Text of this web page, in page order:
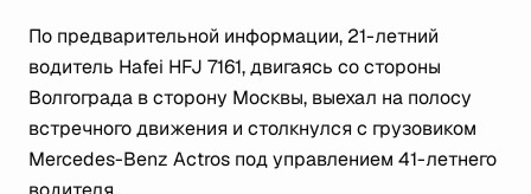
По предварительной информации, 21-летний
водитель Hafei HFJ 7161, двигаясь со стороны
Волгограда в сторону Москвы, выехал на полосу
встречного движения и столкнулся с грузовиком
Mercedes-Benz Actros под управлением 41-летнего